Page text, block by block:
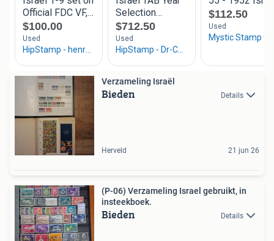
Verzameling Israël
Bieden Details
Herveld 21 jun 26
(P-06) Verzameling Israel gebruikt, in
insteekboek.
Bieden Details